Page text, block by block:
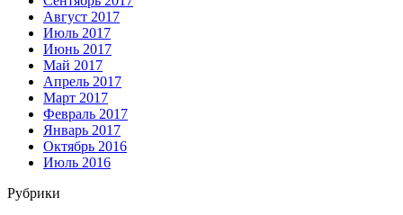
Август 2017
Июль 2017
Июнь 2017
Май 2017
Апрель 2017
Март 2017
Февраль 2017
Январь 2017
Октябрь 2016
Июль 2016
Рубрики